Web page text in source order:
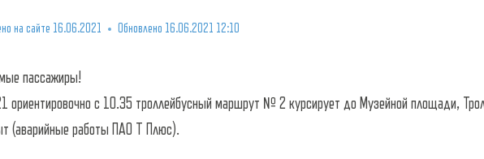
на сайте 16.06.2021 Обновлено 16.06.2021 12:10
пассажиры!
ориентировочно с 10.35 троллейбусный маршрут № 2 курсирует до Музейной площади,
(аварийные работы ПАО Т Плюс).